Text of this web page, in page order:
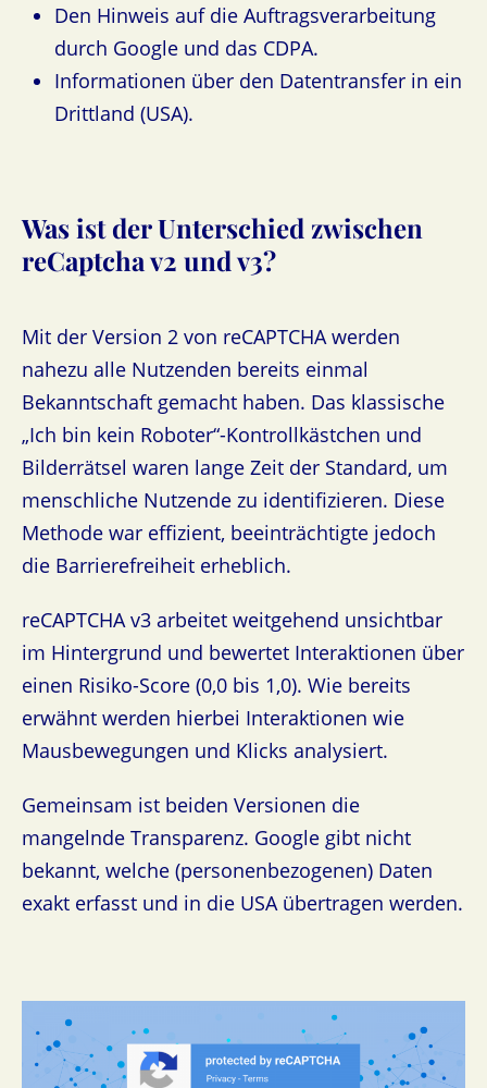
Den Hinweis auf die Auftragsverarbeitung
durch Google und das CDPA.
Informationen über den Datentransfer in ein
Drittland (USA).
Was ist der Unterschied zwischen
reCaptcha v2 und v3?
Mit der Version 2 von reCAPTCHA werden
nahezu alle Nutzenden bereits einmal
Bekanntschaft gemacht haben. Das klassische
„Ich bin kein Roboter“-Kontrollkästchen und
Bilderrätsel waren lange Zeit der Standard, um
menschliche Nutzende zu identifizieren. Diese
Methode war effizient, beeinträchtigte jedoch
die Barrierefreiheit erheblich.
reCAPTCHA v3 arbeitet weitgehend unsichtbar
im Hintergrund und bewertet Interaktionen über
einen Risiko-Score (0,0 bis 1,0). Wie bereits
erwähnt werden hierbei Interaktionen wie
Mausbewegungen und Klicks analysiert.
Gemeinsam ist beiden Versionen die
mangelnde Transparenz. Google gibt nicht
bekannt, welche (personenbezogenen) Daten
exakt erfasst und in die USA übertragen werden.